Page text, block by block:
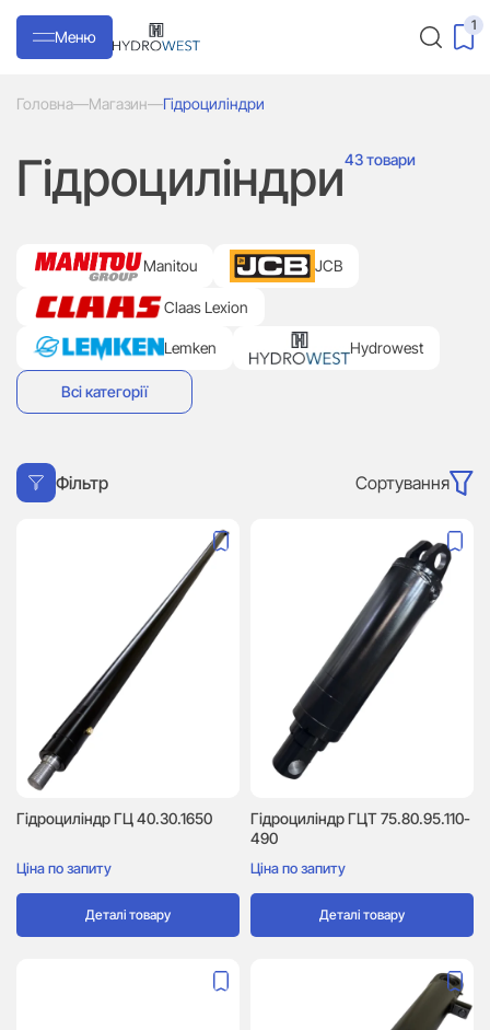
Меню
1
Головна—Магазин—Гідроциліндри
Гідроциліндри43 товари
Manitou JCB
Claas Lexion
Lemken Hydrowest
Всі категорії
Фільтр Сортування
Гідроциліндр ГЦ 40.30.1650
Ціна по запиту
Деталі товару
Гідроциліндр ГЦТ 75.80.95.110-
490
Ціна по запиту
Деталі товару